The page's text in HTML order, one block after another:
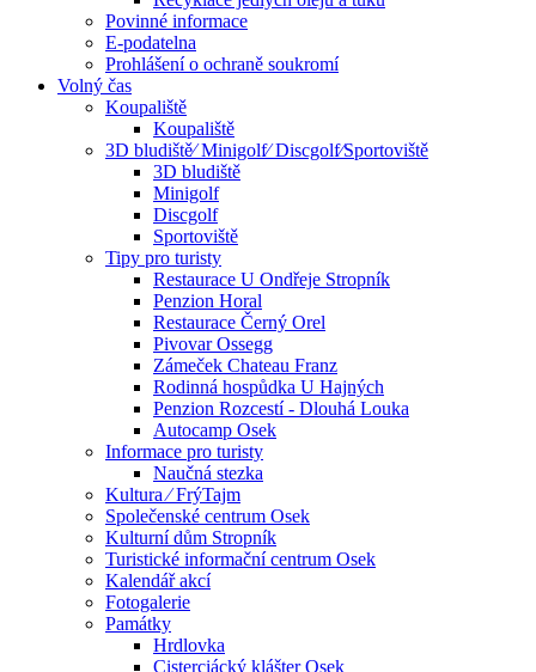
Povinné informace
E-podatelna
Prohlášení o ochraně soukromí
Volný čas
Koupaliště
Koupaliště
3D bludiště⁄ Minigolf⁄ Discgolf⁄Sportoviště
3D bludiště
Minigolf
Discgolf
Sportoviště
Tipy pro turisty
Restaurace U Ondřeje Stropník
Penzion Horal
Restaurace Černý Orel
Pivovar Ossegg
Zámeček Chateau Franz
Rodinná hospůdka U Hajných
Penzion Rozcestí - Dlouhá Louka
Autocamp Osek
Informace pro turisty
Naučná stezka
Kultura ⁄ FrýTajm
Společenské centrum Osek
Kulturní dům Stropník
Turistické informační centrum Osek
Kalendář akcí
Fotogalerie
Památky
Hrdlovka
Cisterciácký klášter Osek